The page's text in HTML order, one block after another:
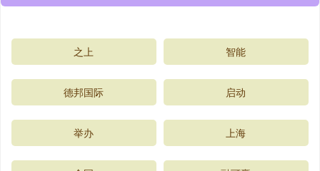
之上 智能
德邦国际 启动
举办 上海